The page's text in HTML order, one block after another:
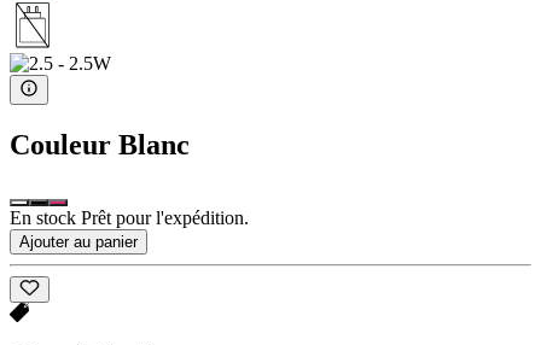
Couleur Blanc
En stock Prêt pour l'expédition.
Ajouter au panier